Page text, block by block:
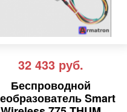
32 433 руб.
Беспроводной
Smart